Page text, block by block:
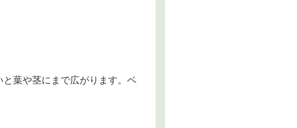
葉や茎にまで広がります。ベ